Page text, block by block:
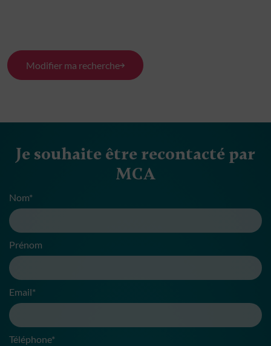
Modifier ma recherche
Je souhaite être recontacté par
MCA
Nom*
Prénom
Email*
Téléphone*